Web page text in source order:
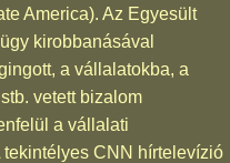
America). Az Egyesült
kirobbanásával
a vállalatokba, a
vetett bizalom
a vállalati
CNN hírtelevízió